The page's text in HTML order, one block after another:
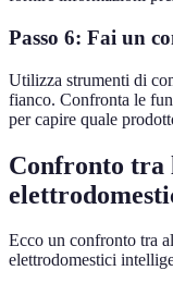
Passo 6: Fai un
Utilizza strumenti di
fianco. Confronta le
per capire quale
Confronto tra
Ecco un confronto tra
elettrodomestici